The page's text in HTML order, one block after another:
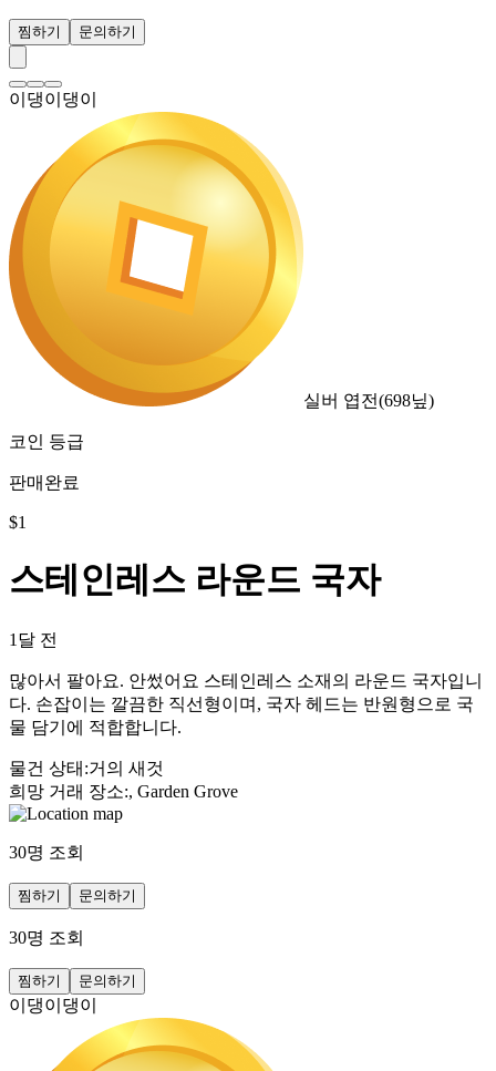
찜하기 문의하기
이댕이댕이
실버 엽전(698닢)
코인 등급
판매완료
$1
스테인레스 라운드 국자
1달 전
많아서 팔아요. 안썼어요 스테인레스 소재의 라운드 국자입니
다. 손잡이는 깔끔한 직선형이며, 국자 헤드는 반원형으로 국
물 담기에 적합합니다.
물건 상태 :거의 새것
희망 거래 장소:, Garden Grove
30명 조회
찜하기 문의하기
30명 조회
찜하기 문의하기
이댕이댕이